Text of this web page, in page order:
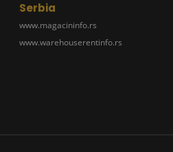
Serbia
www.magacininfo.rs
www.warehouserentinfo.rs